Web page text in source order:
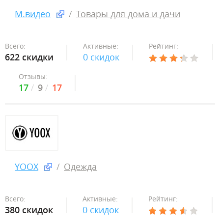
М.видео Товары для дома и дачи
Всего:
622 скидки
Активные:
0 скидок
Рейтинг:
Отзывы:
17 9 17
YOOX Одежда
Всего:
380 скидок
Активные:
0 скидок
Рейтинг: